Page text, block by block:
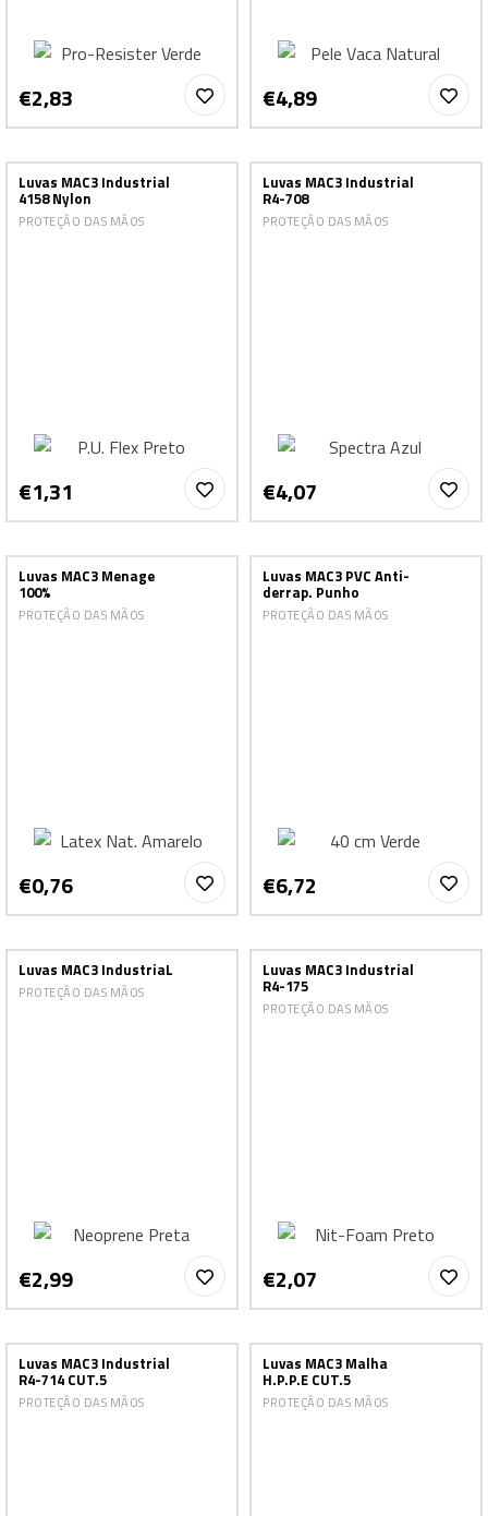
€2,83 €4,89
Luvas MAC3 Industrial
4158 Nylon
PROTEÇÃO DAS MÃOS
€1,31
Luvas MAC3 Industrial
R4-708
PROTEÇÃO DAS MÃOS
€4,07
Luvas MAC3 Menage
100%
PROTEÇÃO DAS MÃOS
€0,76
Luvas MAC3 PVC Anti-
derrap. Punho
PROTEÇÃO DAS MÃOS
€6,72
Luvas MAC3 IndustriaL
PROTEÇÃO DAS MÃOS
€2,99
Luvas MAC3 Industrial
R4-175
PROTEÇÃO DAS MÃOS
€2,07
Luvas MAC3 Industrial
R4-714 CUT.5
PROTEÇÃO DAS MÃOS
Luvas MAC3 Malha
H.P.P.E CUT.5
PROTEÇÃO DAS MÃOS